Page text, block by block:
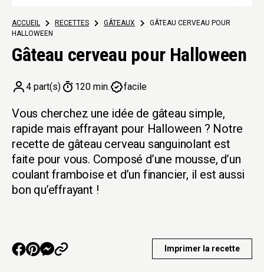
ACCUEIL > RECETTES > GÂTEAUX >
GÂTEAU CERVEAU POUR
HALLOWEEN
Gâteau cerveau pour Halloween
4 part(s) 120 min. facile
Vous cherchez une idée de gâteau simple,
rapide mais effrayant pour Halloween ? Notre
recette de gâteau cerveau sanguinolant est
faite pour vous. Composé d’une mousse, d’un
coulant framboise et d’un financier, il est aussi
bon qu’effrayant !
Imprimer la recette